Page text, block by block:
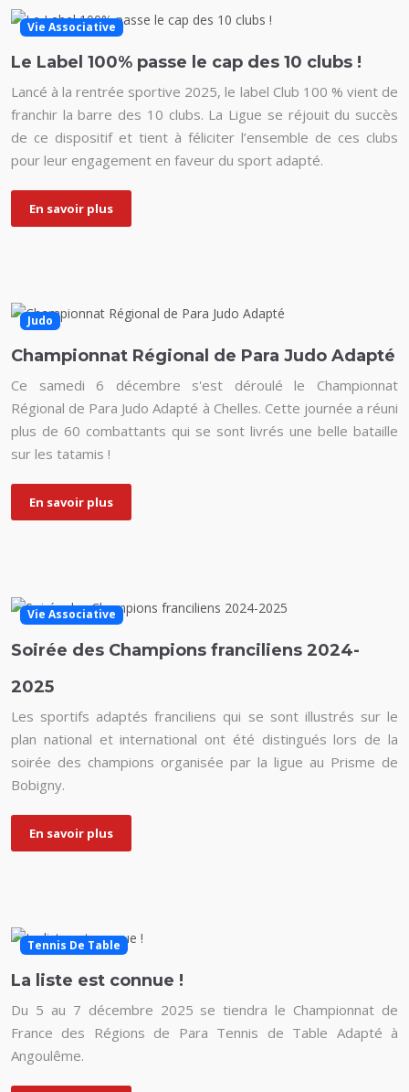
Vie Associative
Le Label 100% passe le cap des 10 clubs !
Lancé à la rentrée sportive 2025, le label Club 100 % vient de
franchir la barre des 10 clubs. La Ligue se réjouit du succès
de ce dispositif et tient à féliciter l’ensemble de ces clubs
pour leur engagement en faveur du sport adapté.
En savoir plus
Judo
Championnat Régional de Para Judo Adapté
Ce samedi 6 décembre s'est déroulé le Championnat
Régional de Para Judo Adapté à Chelles. Cette journée a réuni
plus de 60 combattants qui se sont livrés une belle bataille
sur les tatamis !
En savoir plus
Vie Associative
Soirée des Champions franciliens 2024-
2025
Les sportifs adaptés franciliens qui se sont illustrés sur le
plan national et international ont été distingués lors de la
soirée des champions organisée par la ligue au Prisme de
Bobigny.
En savoir plus
Tennis De Table
La liste est connue !
Du 5 au 7 décembre 2025 se tiendra le Championnat de
France des Régions de Para Tennis de Table Adapté à
Angoulême.